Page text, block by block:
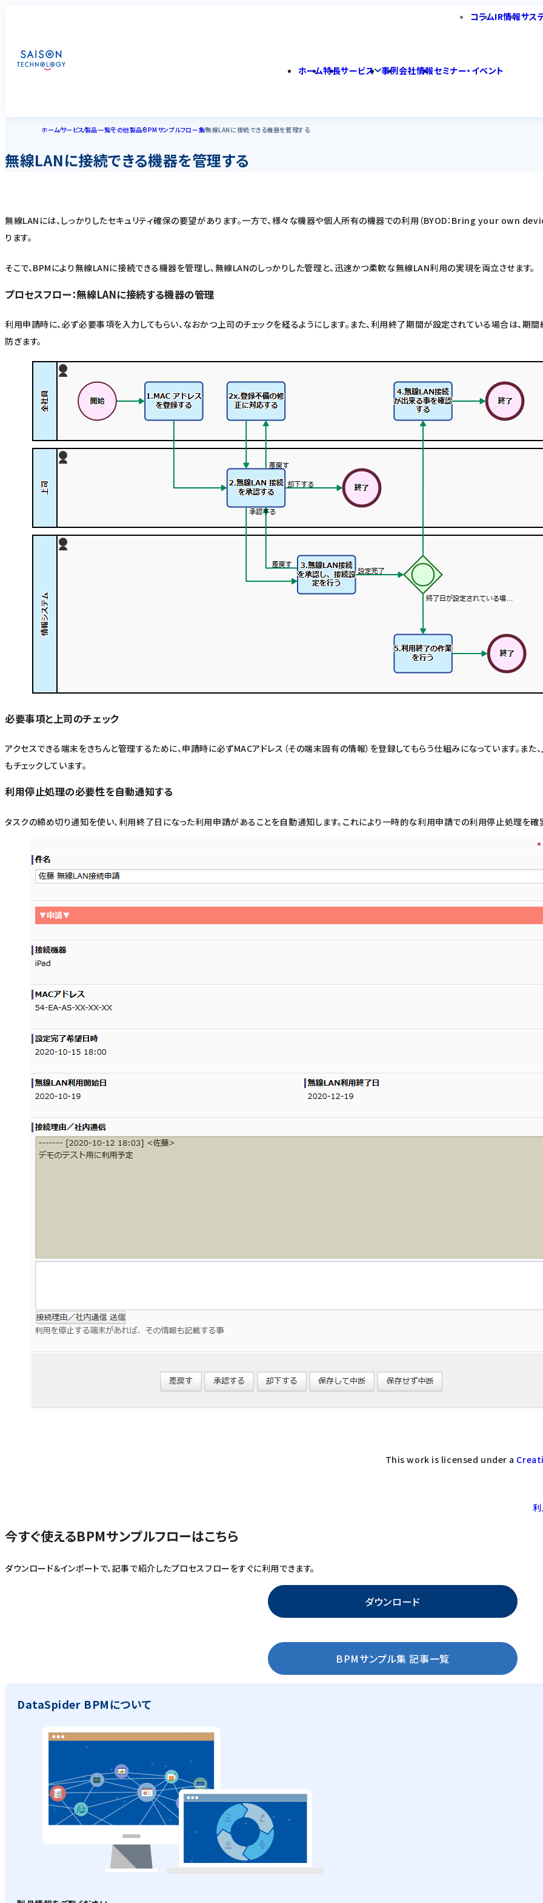
コラムIR情報サス
ホーム特長サービス 事例会社情報セミナー・イベント
ホームサービス製品一覧その他製品BPMサンプルフロー集無線LANに接続できる機器を管理する
無線LANに接続できる機器を管理する
無線LANには、しっかりしたセキュリティ確保の要望があります。一方で、様々な機器や個人所有の機器での利用（BYOD：Bring your own
ります。
そこで、BPMにより無線LANに接続できる機器を管理し、無線LANのしっかりした管理と、迅速かつ柔軟な無線LAN利用の実現を両立させます。
プロセスフロー：無線LANに接続する機器の管理
利用申請時に、必ず必要事項を入力してもらい、なおかつ上司のチェックを経るようにします。また、利用終了期間が設定されている場合は、
防ぎます。
必要事項と上司のチェック
アクセスできる端末をきちんと管理するために、申請時に必ずMACアドレス（その端末固有の情報）を登録してもらう仕組みになっています。また
もチェックしています。
利用停止処理の必要性を自動通知する
タスクの締め切り通知を使い、利用終了日になった利用申請があることを自動通知します。これにより一時的な利用申請での利用停止処理を確
This work is licensed under a
今すぐ使えるBPMサンプルフローはこちら
ダウンロード＆インポートで、記事で紹介したプロセスフローをすぐに利用できます。
ダウンロード
BPMサンプル集 記事一覧
DataSpider BPMについて